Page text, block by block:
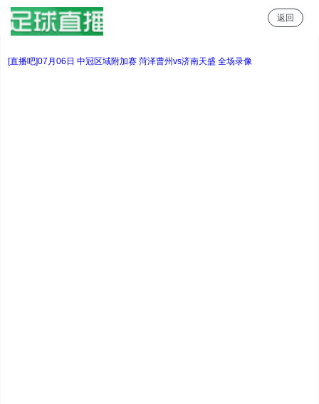
返回
[直播吧]07月06日 中冠区域附加赛 菏泽曹州vs济南天盛 全场录像